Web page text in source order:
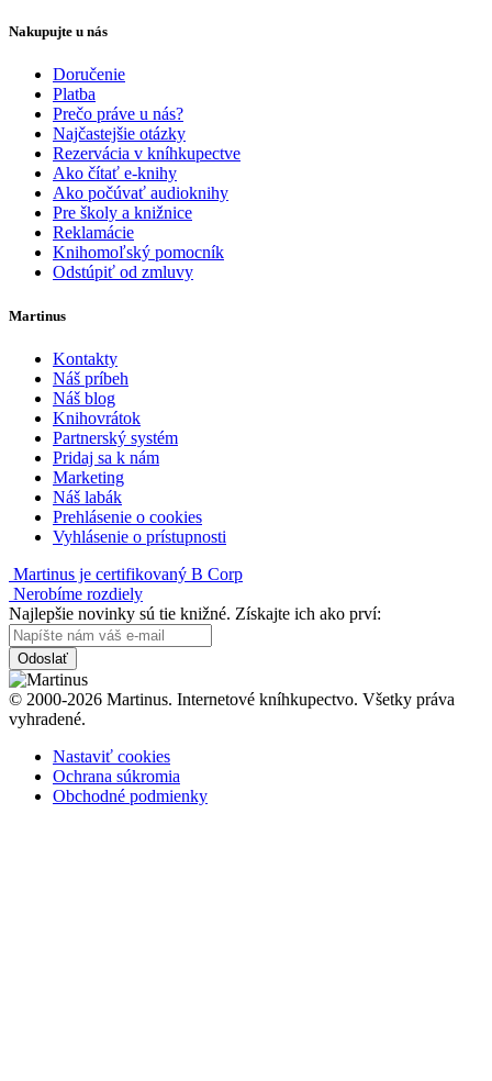
Nakupujte u nás
Doručenie
Platba
Prečo práve u nás?
Najčastejšie otázky
Rezervácia v kníhkupectve
Ako čítať e-knihy
Ako počúvať audioknihy
Pre školy a knižnice
Reklamácie
Knihomoľský pomocník
Odstúpiť od zmluvy
Martinus
Kontakty
Náš príbeh
Náš blog
Knihovrátok
Partnerský systém
Pridaj sa k nám
Marketing
Náš labák
Prehlásenie o cookies
Vyhlásenie o prístupnosti
Martinus je certifikovaný B Corp
Nerobíme rozdiely
Najlepšie novinky sú tie knižné. Získajte ich ako prví:
Odoslať
© 2000-2026 Martinus. Internetové kníhkupectvo. Všetky práva
vyhradené.
Nastaviť cookies
Ochrana súkromia
Obchodné podmienky